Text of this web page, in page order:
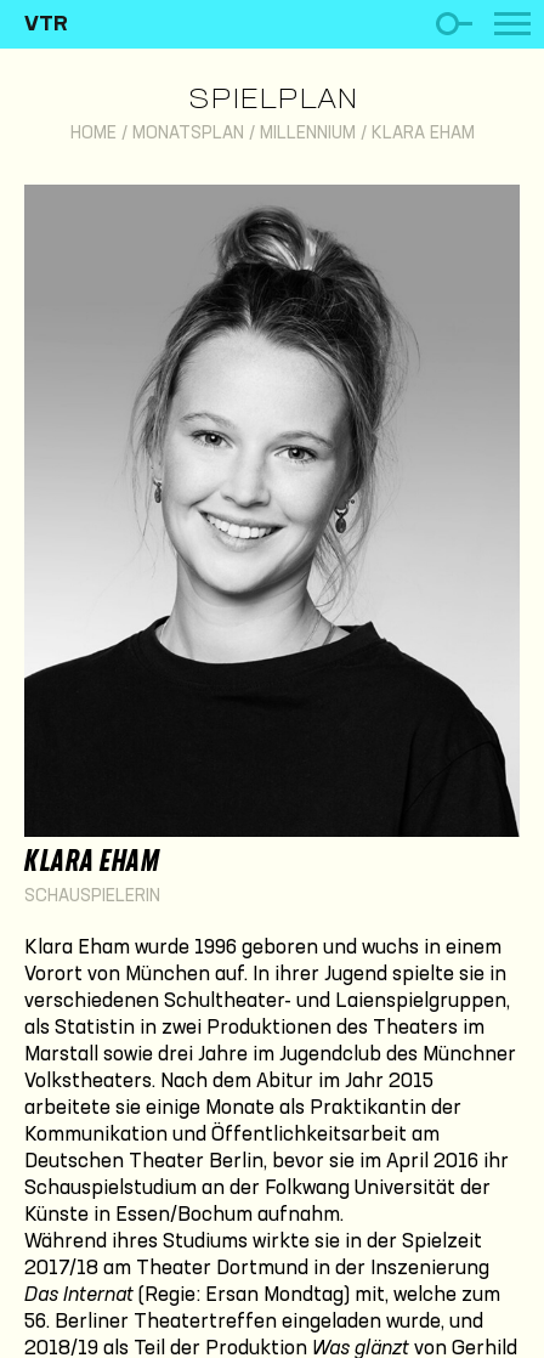
VTR
SPIELPLAN
HOME / MONATSPLAN / MILLENNIUM / KLARA EHAM
KLARA EHAM
SCHAUSPIELERIN
Klara Eham wurde 1996 geboren und wuchs in einem
Vorort von München auf. In ihrer Jugend spielte sie in
verschiedenen Schultheater- und Laienspielgruppen,
als Statistin in zwei Produktionen des Theaters im
Marstall sowie drei Jahre im Jugendclub des Münchner
Volkstheaters. Nach dem Abitur im Jahr 2015
arbeitete sie einige Monate als Praktikantin der
Kommunikation und Öffentlichkeitsarbeit am
Deutschen Theater Berlin, bevor sie im April 2016 ihr
Schauspielstudium an der Folkwang Universität der
Künste in Essen/Bochum aufnahm.
Während ihres Studiums wirkte sie in der Spielzeit
2017/18 am Theater Dortmund in der Inszenierung
Das Internat (Regie: Ersan Mondtag) mit, welche zum
56. Berliner Theatertreffen eingeladen wurde, und
2018/19 als Teil der Produktion Was glänzt von Gerhild